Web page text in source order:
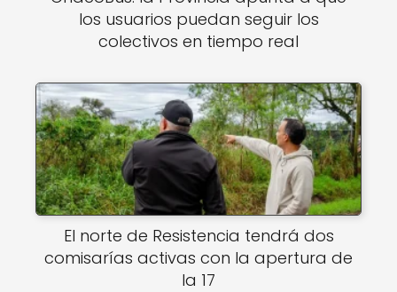
los usuarios puedan seguir los
colectivos en tiempo real
El norte de Resistencia tendrá dos
comisarías activas con la apertura de
la 17